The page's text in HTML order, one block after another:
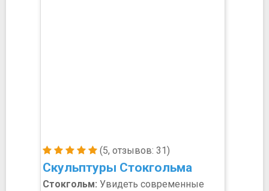
(5, отзывов: 31)
Скульптуры Стокгольма
Стокгольм: Увидеть современные